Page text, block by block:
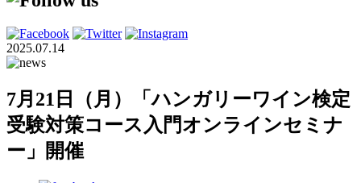
2025.07.14
7月21日（月）「ハンガリーワイン検定
受験対策コース入門オンラインセミナ
ー」開催